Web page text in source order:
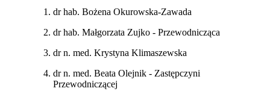
dr hab. Bożena Okurowska-Zawada
dr hab. Małgorzata Zujko - Przewodnicząca
dr n. med. Krystyna Klimaszewska
dr n. med. Beata Olejnik - Zastępczyni
Przewodniczącej